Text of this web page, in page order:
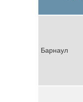
Барнаул